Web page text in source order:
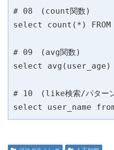
# 08　(count関数)
select count(*)
# 09　(avg関数)
select
# 10　(like検索/パター
select user_name